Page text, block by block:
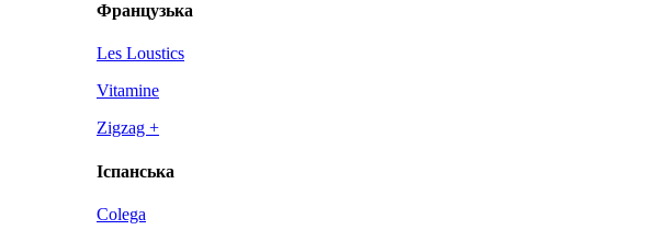
Французька
Les Loustics
Vitamine
Zigzag +
Іспанська
Colega